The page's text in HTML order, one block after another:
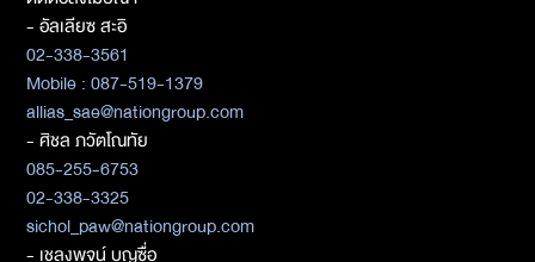
- อัลเลียซ สะอิ
02-338-3561
Mobile : 087-519-1379
allias_sae@nationgroup.com
- ศิชล ภวัตโณทัย
085-255-6753
02-338-3325
sichol_paw@nationgroup.com
- เชลงพจน์ บุญซื่อ